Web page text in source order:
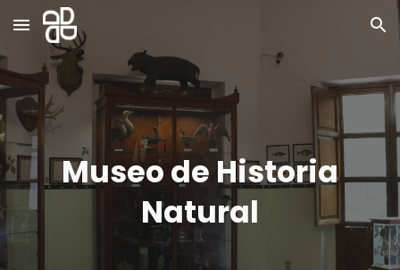
Skip to main content Skip to navigation
Museo de Historia
Natural